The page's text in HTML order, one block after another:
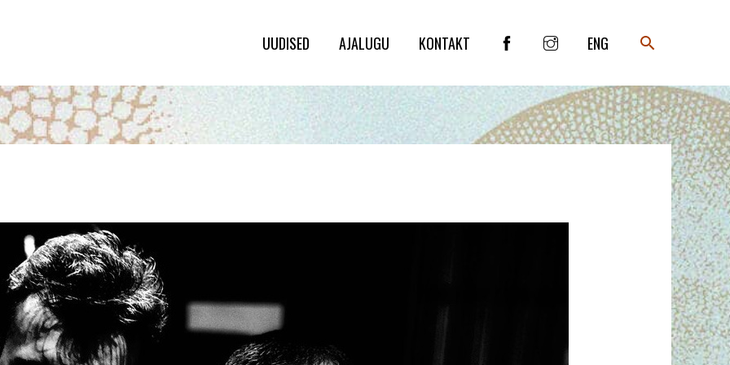
UUDISED AJALUGU KONTAKT ENG SEARCH